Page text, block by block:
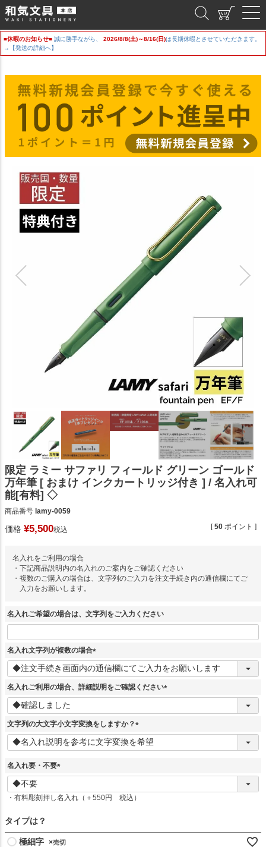
■休暇のお知らせ■ 誠に勝手ながら、 2026/8/8(土)～8/16(日)は長期休暇とさせていただきます。
→【発送の詳細へ】
限定 ラミー サファリ フィールド グリーン ゴールド
万年筆 [ おまけ インクカートリッジ付き ] / 名入れ可
能[有料] ◇
商品番号 lamy-0059
価格 ¥5,500税込 [50 ポイント ]
名入れをご利用の場合
・下記商品説明内の名入れのご案内をご確認ください
・複数のご購入の場合は、文字列のご入力を注文手続き内の通信欄にてご
入力をお願いします。
名入れご希望の場合は、文字列をご入力ください
名入れ文字列が複数の場合
(
必
須
)
名入れご利用の場合、詳細説明をご確認ください
(
)
文字列の大文字小文字変換をしますか？
(
必
名入れ要・不要
(
須
・有料彫刻押し名入れ（＋550円 税込）
タイプは？
極細字 ×